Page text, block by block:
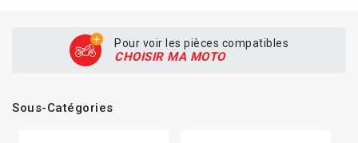
Pour voir les pièces compatibles
CHOISIR MA MOTO
Sous-Catégories